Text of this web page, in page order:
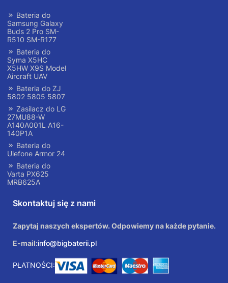
Bateria do
Samsung Galaxy
Buds 2 Pro SM-
R510 SM-R177
Bateria do
Syma X5HC
X5HW X9S Model
Aircraft UAV
Bateria do ZJ
5802 5805 5807
Zasilacz do LG
27MU88-W
A140A001L A16-
140P1A
Bateria do
Ulefone Armor 24
Bateria do
Varta PX625
MRB625A
Skontaktuj się z nami
Zapytaj naszych ekspertów. Odpowiemy na każde pytanie.
E-mail:info@bigbaterii.pl
PŁATNOŚCI: